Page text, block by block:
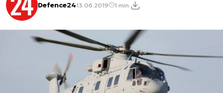
Defence2413.06.2019 1 min.